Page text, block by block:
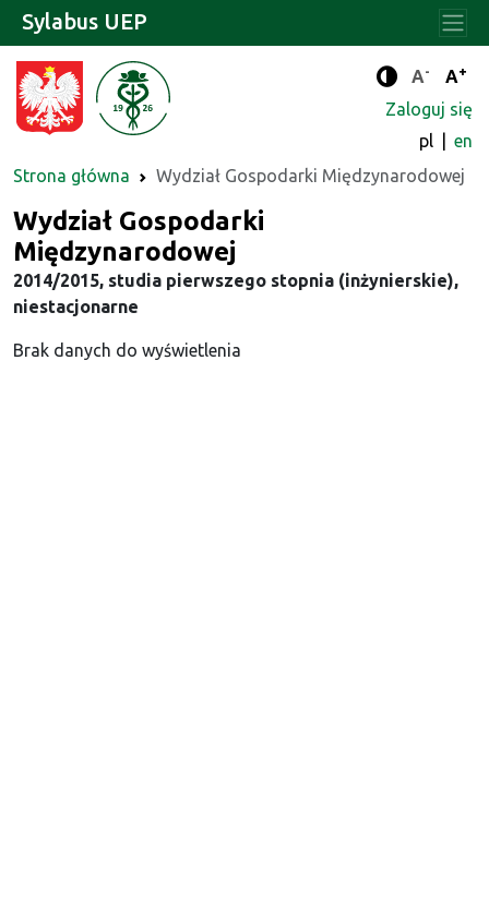
Tryb
A- A+
Zaloguj się
pl
en
Strona główna
Wydział Gospodarki Międzynarodowej
Sylabus UEP
Wydział Gospodarki
Międzynarodowej
2014/2015, studia pierwszego stopnia (inżynierskie),
niestacjonarne
Brak danych do wyświetlenia